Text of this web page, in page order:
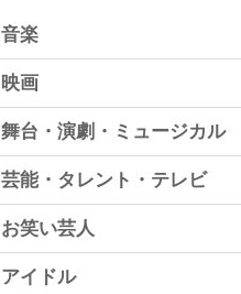
音楽
映画
舞台・演劇・ミュージカル
芸能・タレント・テレビ
お笑い芸人
アイドル